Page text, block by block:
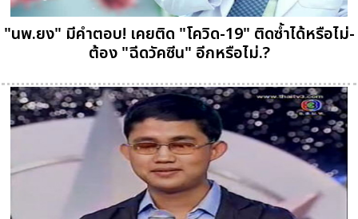
"นพ.ยง" มีคำตอบ! เคยติด "โควิด-19" ติดซ้ำได้หรือไม่-
ต้อง "ฉีดวัคซีน" อีกหรือไม่.?